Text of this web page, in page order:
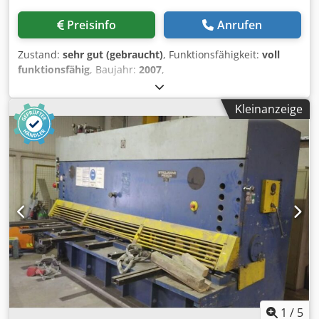
Schnittwinkelverstellung - hydraulisch-wirkende
Material-/Blechniederhalter - vorderer Fingerschutz -
mit mm-Skala - 1x freibeweglicher Fußschalter - hintere
Schutzeinrichtung (Lichtschranke) - Bedienungsanleitung
(PDF) Sonderzubehör inklusive : -
Blechhochhaltevorrichtung für Dünnblechzuschnitte *
optimale Positionierung von Feinblechen
Preisinfo Anrufen
Zustand: sehr gut (gebraucht), Funktionsfähigkeit: voll
funktionsfähig, Baujahr: 2007,
Maschinen-/Fahrzeugnummer:
hydraulische tafelschere typ TrumaCut 460 arbeitsbreite
6050 mm Chodpfx Aezf Ifijm Asa max blechdicke 4 mm
stahl Cybelec cnc steuerung tpe DNC 60-GS pneumatische
blechhochhalte einrichtung motorische hinteranschlag
automatische schnittspaltverstellung automatische
winkeleinstellung seitenanschlag 6000 mm
Kleinanzeige
1 / 5